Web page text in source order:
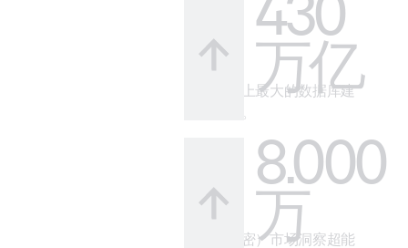
430
万亿
借助市场上最大的数据库建
8.000
万
您的（秘密）市场洞察超能